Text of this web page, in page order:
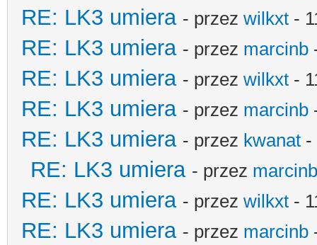
RE: LK3 umiera - przez wilkxt -
RE: LK3 umiera - przez marcinb
RE: LK3 umiera - przez wilkxt -
RE: LK3 umiera - przez marcinb
RE: LK3 umiera - przez kwanat -
RE: LK3 umiera - przez marcinb
RE: LK3 umiera - przez wilkxt -
RE: LK3 umiera - przez marcinb